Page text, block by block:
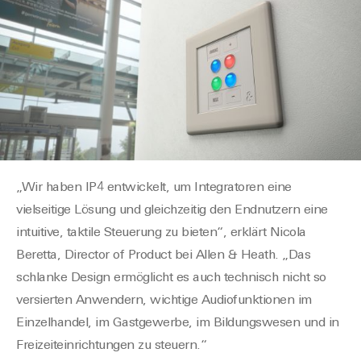
„Wir haben IP4 entwickelt, um Integratoren eine
vielseitige Lösung und gleichzeitig den Endnutzern eine
intuitive, taktile Steuerung zu bieten“, erklärt Nicola
Beretta, Director of Product bei Allen & Heath. „Das
schlanke Design ermöglicht es auch technisch nicht so
versierten Anwendern, wichtige Audiofunktionen im
Einzelhandel, im Gastgewerbe, im Bildungswesen und in
Freizeiteinrichtungen zu steuern.“